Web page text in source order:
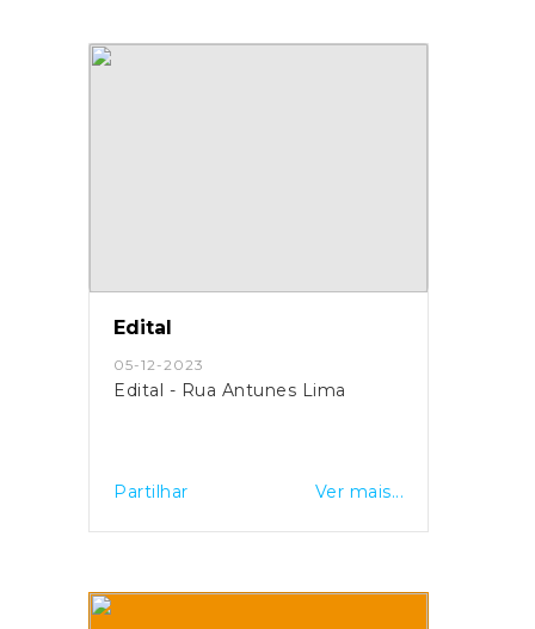
Edital
05-12-2023
Edital - Rua Antunes Lima
Partilhar Ver mais...